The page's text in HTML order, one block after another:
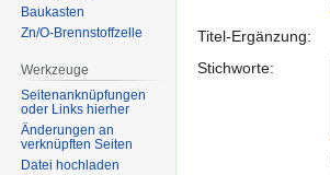
Titel-Ergänzung:
Stichworte:
Baukasten
Zn/O-Brennstoffzelle
Werkzeuge
Seitenanknüpfungen
oder Links hierher
Änderungen an
verknüpften Seiten
Datei hochladen